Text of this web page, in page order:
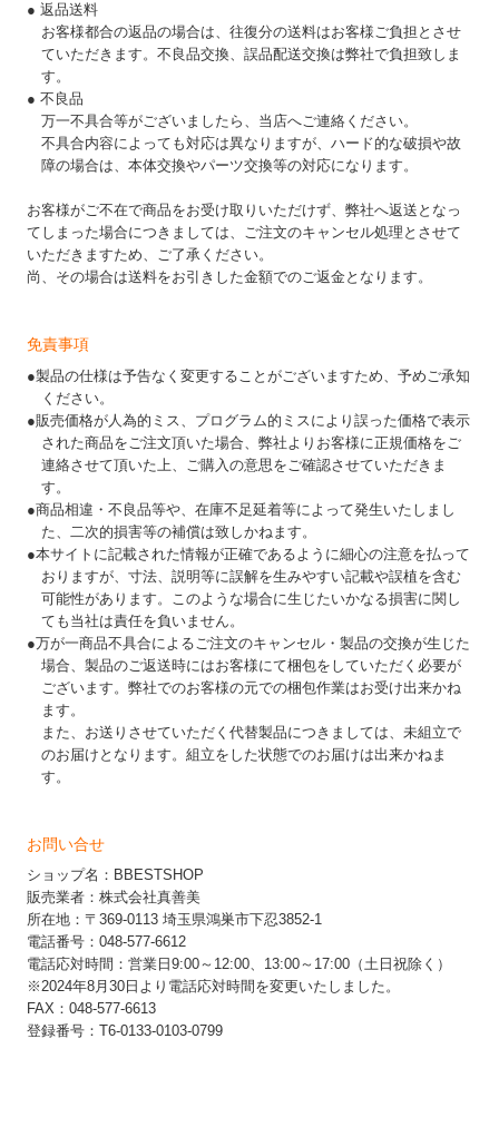
● 返品送料
お客様都合の返品の場合は、往復分の送料はお客様ご負担とさせ
ていただきます。不良品交換、誤品配送交換は弊社で負担致しま
す。
● 不良品
万一不具合等がございましたら、当店へご連絡ください。
不具合内容によっても対応は異なりますが、ハード的な破損や故
障の場合は、本体交換やパーツ交換等の対応になります。
お客様がご不在で商品をお受け取りいただけず、弊社へ返送となっ
てしまった場合につきましては、ご注文のキャンセル処理とさせて
いただきますため、ご了承ください。
尚、その場合は送料をお引きした金額でのご返金となります。
免責事項
●製品の仕様は予告なく変更することがございますため、予めご承知
ください。
●販売価格が人為的ミス、プログラム的ミスにより誤った価格で表示
された商品をご注文頂いた場合、弊社よりお客様に正規価格をご
連絡させて頂いた上、ご購入の意思をご確認させていただきま
す。
●商品相違・不良品等や、在庫不足延着等によって発生いたしまし
た、二次的損害等の補償は致しかねます。
●本サイトに記載された情報が正確であるように細心の注意を払って
おりますが、寸法、説明等に誤解を生みやすい記載や誤植を含む
可能性があります。このような場合に生じたいかなる損害に関し
ても当社は責任を負いません。
●万が一商品不具合によるご注文のキャンセル・製品の交換が生じた
場合、製品のご返送時にはお客様にて梱包をしていただく必要が
ございます。弊社でのお客様の元での梱包作業はお受け出来かね
ます。
また、お送りさせていただく代替製品につきましては、未組立で
のお届けとなります。組立をした状態でのお届けは出来かねま
す。
お問い合せ
ショップ名：BBESTSHOP
販売業者：株式会社真善美
所在地：〒369-0113 埼玉県鴻巣市下忍3852-1
電話番号：048-577-6612
電話応対時間：営業日9:00～12:00、13:00～17:00（土日祝除く）
※2024年8月30日より電話応対時間を変更いたしました。
FAX：048-577-6613
登録番号：T6-0133-0103-0799